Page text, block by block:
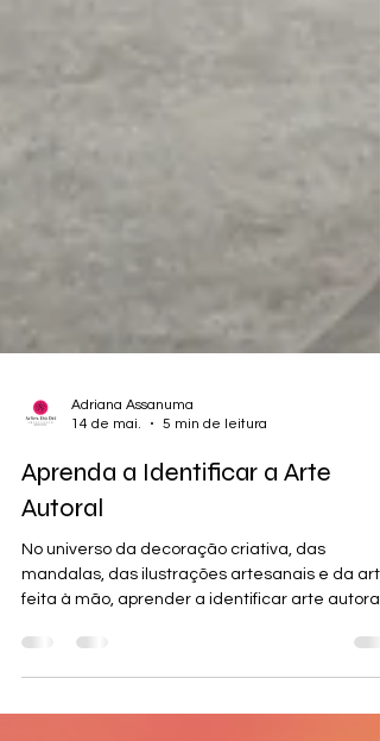
14 de mai.
5 min de leitura
Aprenda a Identificar a Arte
Autoral
No universo da decoração criativa, das
mandalas, das ilustrações artesanais e da
feita à mão, aprender a identificar arte autoral
artistas independentes.